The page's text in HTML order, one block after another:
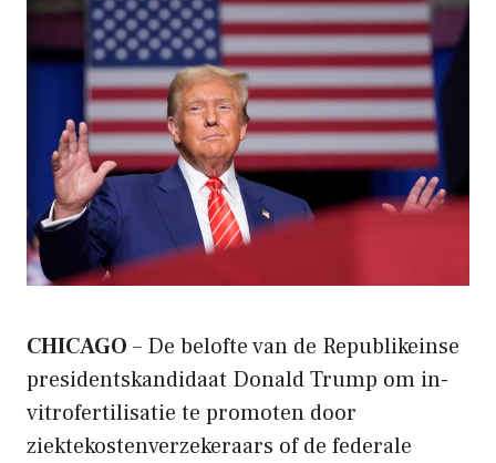
CHICAGO – De belofte van de Republikeinse
presidentskandidaat Donald Trump om in-
vitrofertilisatie te promoten door
ziektekostenverzekeraars of de federale